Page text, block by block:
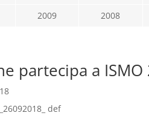
2009 2008
partecipa a ISMO
def